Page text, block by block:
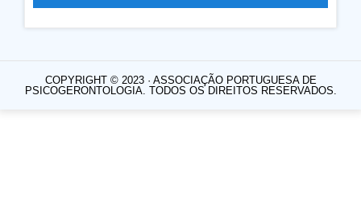
COPYRIGHT © 2023 · ASSOCIAÇÃO PORTUGUESA DE
PSICOGERONTOLOGIA. TODOS OS DIREITOS RESERVADOS.